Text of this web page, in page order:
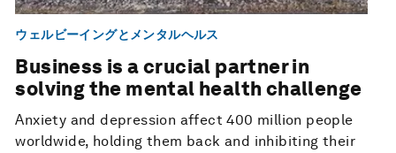
ウェルビーイングとメンタルヘルス
Business is a crucial partner in
solving the mental health challenge
Anxiety and depression affect 400 million people
worldwide, holding them back and inhibiting their